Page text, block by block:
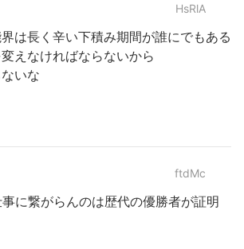
HsRlA
は長く辛い下積み期間が誰にでもある
えなければならないから
いな
ftdMc
に繋がらんのは歴代の優勝者が証明